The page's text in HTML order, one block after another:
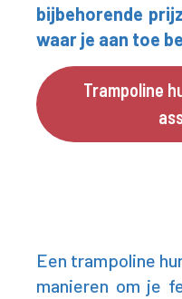
bijbehorende
waar je aan toe
Trampoline
Een trampoline
manieren om je